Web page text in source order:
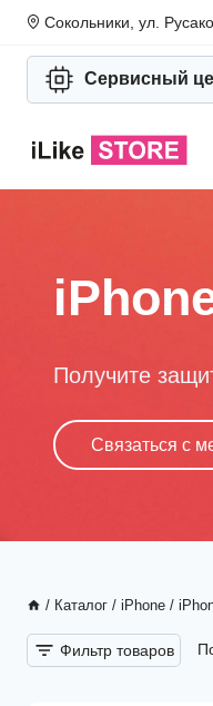
Перейти
содержимому
Сокольники, ул.
Сервисный
Получите
Связаться с
/ Каталог / iPhone /
Фильтр товаров